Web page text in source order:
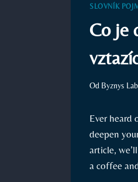
SLOVNÍK
Co je
Od Byznys Lab
Ever heard
deepen
article,
a coffee